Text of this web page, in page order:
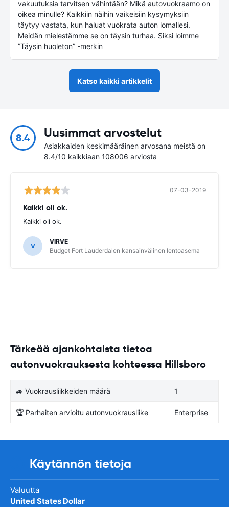
vakuutuksia tarvitsen vähintään? Mikä autovuokraamo on
oikea minulle? Kaikkiin näihin vaikeisiin kysymyksiin
täytyy vastata, kun haluat vuokrata auton lomallesi.
Meidän mielestämme se on täysin turhaa. Siksi loimme
”Täysin huoleton” -merkin
Katso kaikki artikkelit
8.4 Uusimmat arvostelut
Asiakkaiden keskimääräinen arvosana meistä on
8.4/10 kaikkiaan 108006 arviosta
07-03-2019
Kaikki oli ok.
Kaikki oli ok.
V
VIRVE
Budget Fort Lauderdalen kansainvälinen lentoasema
Tärkeää ajankohtaista tietoa
autonvuokrauksesta kohteessa Hillsboro
🚙 Vuokrausliikkeiden määrä 1
🏆 Parhaiten arvioitu autonvuokrausliike Enterprise
Käytännön tietoja
Valuutta
United States Dollar